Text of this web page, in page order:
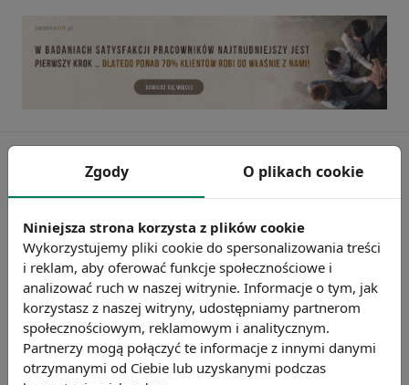
Badanie wskaźnikiHR 2026
Zmierz 59 wskaźników efektywności
Zgody O plikach cookie
Niniejsza strona korzysta z plików cookie
Wykorzystujemy pliki cookie do spersonalizowania treści
i reklam, aby oferować funkcje społecznościowe i
analizować ruch w naszej witrynie. Informacje o tym, jak
korzystasz z naszej witryny, udostępniamy partnerom
społecznościowym, reklamowym i analitycznym.
Partnerzy mogą połączyć te informacje z innymi danymi
otrzymanymi od Ciebie lub uzyskanymi podczas